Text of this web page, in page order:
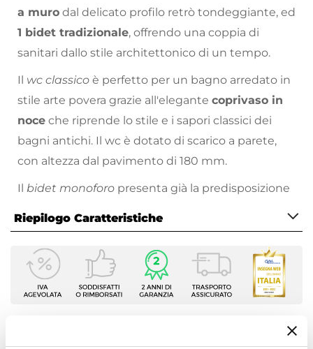
a muro dal delicato profilo retrò tondeggiante, ed
1 bidet tradizionale, offrendo una coppia di
sanitari dallo stile architettonico di un tempo.
Il wc classico è perfetto per un bagno arredato in
stile arte povera grazie all'elegante coprivaso in
noce che riprende lo stile e i sapori classici dei
bagni antichi. Il wc è dotato di scarico a parete,
con altezza dal pavimento di 180 mm.
Il bidet monoforo presenta già la predisposizione
dover cercare soluzioni alternative e complesse. È
inoltre dotato di brida forata con la possibilità di
erogazione dell'acqua direttamente dalla brida
acquistando l'apposita rubinetteria.
morbide e sinuose caratterizza questa particolare
Riepilogo Caratteristiche
Caratteristiche Generali
Tipologia
Sanitari tradizionali